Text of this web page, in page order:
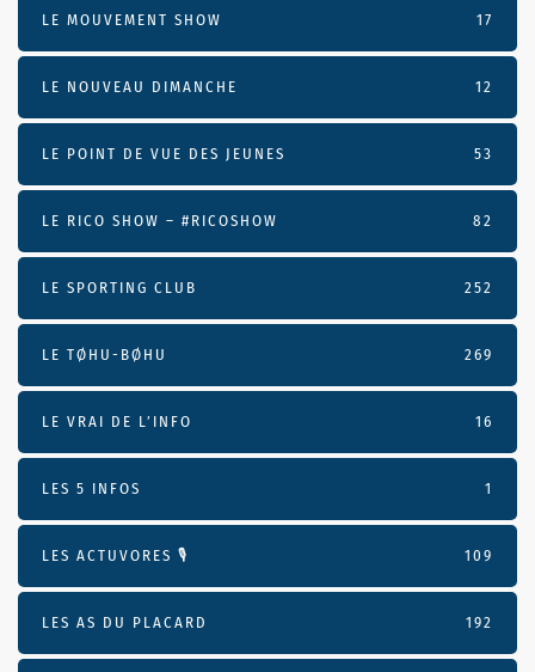
LE MOUVEMENT SHOW 17
LE NOUVEAU DIMANCHE 12
LE POINT DE VUE DES JEUNES 53
LE RICO SHOW – #RICOSHOW 82
LE SPORTING CLUB 252
LE TØHU-BØHU 269
LE VRAI DE L’INFO 16
LES 5 INFOS 1
LES ACTUVORES 🎙 109
LES AS DU PLACARD 192